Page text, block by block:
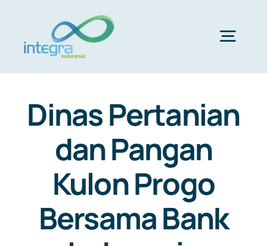
content
PRODUCTS & SERVICES
PORTFOLIO
Dinas Pertanian
dan Pangan
Kulon Progo
Bersama Bank